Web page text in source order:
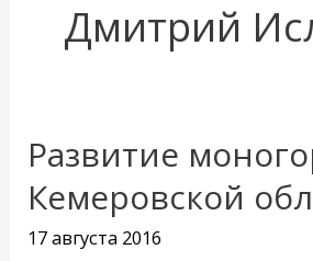
Дмитрий
Развитие
Кемеровской
17 августа 2016
Развитие
Кемеровской
области